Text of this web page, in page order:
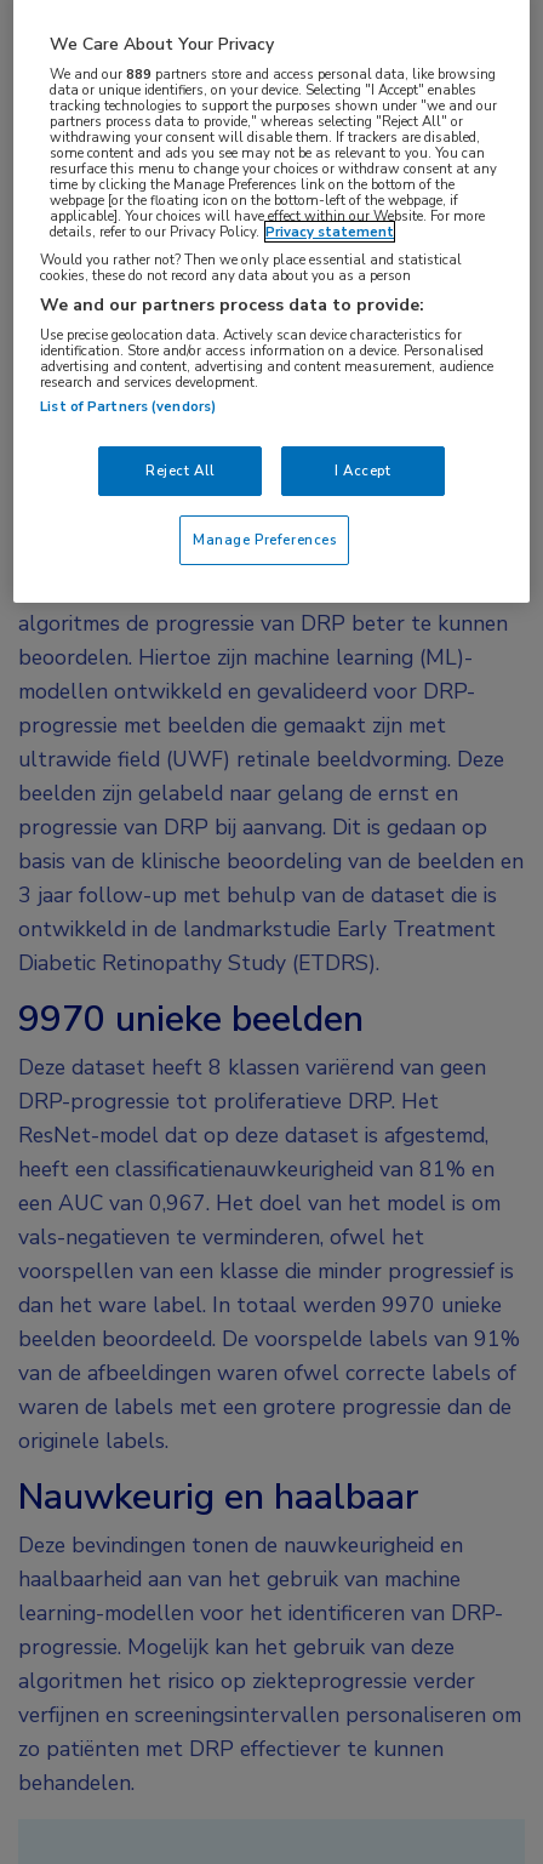
Met nieuw ontwikkelde machine learning-
modellen blijkt AI voor 91% de progressie van
diabetische retinopathie (DRP) juist in te kunnen
schatten. Het beoordelen van het risico op
progressie van DRP is klinisch moeilijk door de
Mogelijk kan AI hierbij helpen.
Doel van de studie ‘Identifying the Risk of Diabetic
Retinopathy Progression Using Machine Learning on
algoritmes de progressie van DRP beter te kunnen
beoordelen. Hiertoe zijn machine learning (ML)-
modellen ontwikkeld en gevalideerd voor DRP-
progressie met beelden die gemaakt zijn met
ultrawide field (UWF) retinale beeldvorming. Deze
beelden zijn gelabeld naar gelang de ernst en
progressie van DRP bij aanvang. Dit is gedaan op
basis van de klinische beoordeling van de beelden en
3 jaar follow-up met behulp van de dataset die is
ontwikkeld in de landmarkstudie Early Treatment
Diabetic Retinopathy Study (ETDRS).
9970 unieke beelden
Deze dataset heeft 8 klassen variërend van geen
DRP-progressie tot proliferatieve DRP. Het
ResNet-model dat op deze dataset is afgestemd,
heeft een classificatienauwkeurigheid van 81% en
een AUC van 0,967. Het doel van het model is om
vals-negatieven te verminderen, ofwel het
voorspellen van een klasse die minder progressief is
dan het ware label. In totaal werden 9970 unieke
beelden beoordeeld. De voorspelde labels van 91%
van de afbeeldingen waren ofwel correcte labels of
waren de labels met een grotere progressie dan de
originele labels.
Nauwkeurig en haalbaar
Deze bevindingen tonen de nauwkeurigheid en
haalbaarheid aan van het gebruik van machine
learning-modellen voor het identificeren van DRP-
progressie. Mogelijk kan het gebruik van deze
algoritmen het risico op ziekteprogressie verder
verfijnen en screeningsintervallen personaliseren om
zo patiënten met DRP effectiever te kunnen
behandelen.
Aandachtsgebieden:
Diabetes,Netvliesafwijkingen
Tags:
artificiële intelligentie,machine learning
We Care About Your Privacy
We and our889 partners store and access personal data, like browsing
data or unique identifiers, on your device. Selecting "I Accept" enables
tracking technologies to support the purposes shown under "we and our
partners process data to provide," whereas selecting "Reject All" or
withdrawing your consent will disable them. If trackers are disabled,
some content and ads you see may not be as relevant to you. You can
resurface this menu to change your choices or withdraw consent at any
time by clicking the Manage Preferences link on the bottom of the
webpage [or the floating icon on the bottom-left of the webpage, if
applicable]. Your choices will have effect within our Website. For more
details, refer to our Privacy Policy. Privacy statement
Would you rather not? Then we only place essential and statistical
cookies, these do not record any data about you as a person
We and our partners process data to provide:
Use precise geolocation data. Actively scan device characteristics for
identification. Store and/or access information on a device. Personalised
advertising and content, advertising and content measurement, audience
research and services development.
List of Partners (vendors)
Reject All I Accept
Manage Preferences